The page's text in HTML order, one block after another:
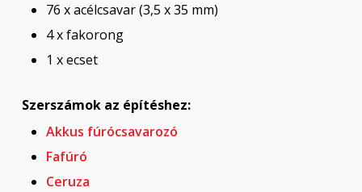
76 x acélcsavar (3,5 x 35 mm)
4 x fakorong
1 x ecset
Szerszámok az építéshez:
Akkus fúrócsavarozó
Fafúró
Ceruza